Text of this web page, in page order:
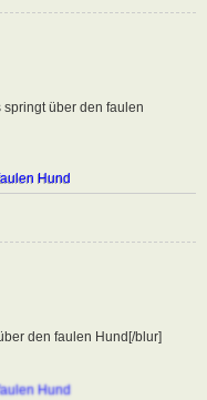
über den faulen
Hund
den faulen Hund[/blur]
Hund